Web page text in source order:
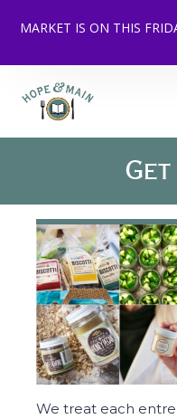
MARKET IS ON THIS
content
We treat each